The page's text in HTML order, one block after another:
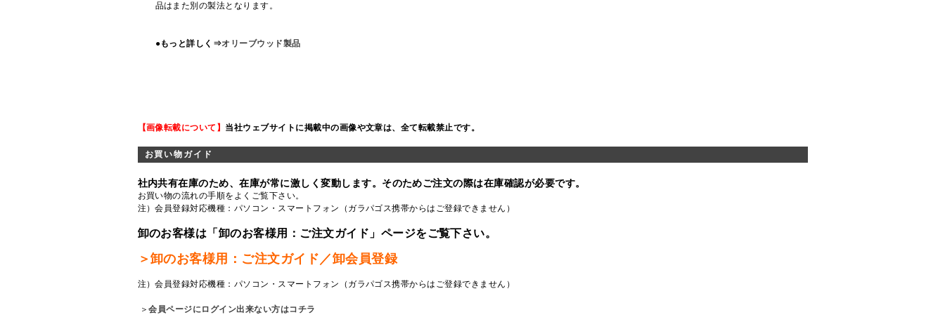
品はまた別の製法となります。
●もっと詳しく⇒オリーブウッド製品
【画像転載について】 当社ウェブサイトに掲載中の画像や文章は、全て転載禁止です。
お買い物ガイド
社内共有在庫のため、在庫が常に激しく変動します。そのためご注文の際は在庫確認が必要です。
お買い物の流れの手順をよくご覧下さい。
注）会員登録対応機種：パソコン・スマートフォン（ガラパゴス携帯からはご登録できません）
卸のお客様は「卸のお客様用：ご注文ガイド」ページをご覧下さい。
＞卸のお客様用：ご注文ガイド／卸会員登録
注）会員登録対応機種：パソコン・スマートフォン（ガラパゴス携帯からはご登録できません）
＞会員ページにログイン出来ない方はコチラ